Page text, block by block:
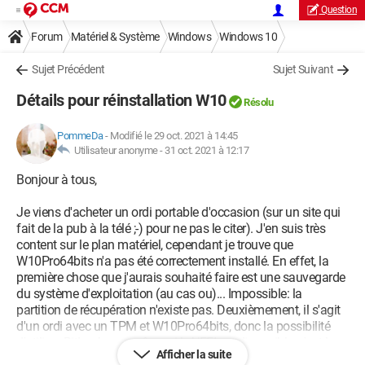
Question
Forum Matériel & Système Windows Windows 10
Sujet Précédent Sujet Suivant
Détails pour réinstallation W10 Résolu
PommeDa- Modifié le 29 oct. 2021 à 14:45
Utilisateur anonyme - 31 oct. 2021 à 12:17
Bonjour à tous,
Je viens d'acheter un ordi portable d'occasion (sur un site qui
fait de la pub à la télé ;-) pour ne pas le citer). J'en suis très
content sur le plan matériel, cependant je trouve que
W10Pro64bits n'a pas été correctement installé. En effet, la
première chose que j'aurais souhaité faire est une sauvegarde
du système d'exploitation (au cas ou)... Impossible: la
partition de récupération n'existe pas. Deuxièmement, il s'agit
d'un ordi avec un TPM et W10Pro64bits, donc la possibilité
d'utiliser BitLocker, or même si le UEFI est disponible, c'est le
Bios qui est utilisé. Bref je préfère tout remettre à zéro (Je n'ai
Afficher la suite